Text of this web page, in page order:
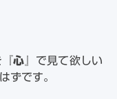
『心』 で見て欲しい
ずです。